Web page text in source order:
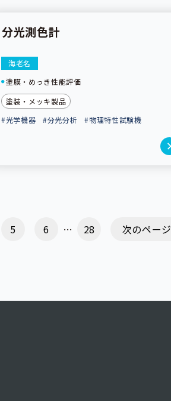
分光測色計
海老名
塗膜・めっき性能評価
塗装・メッキ製品
#光学機器
#分光分析 #物理特性試験機
5 6 … 28 次のページ